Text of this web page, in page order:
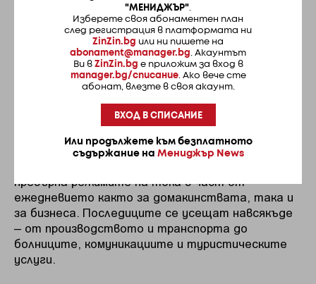
"МЕНИДЖЪР"
Изберете своя абонаментен план
след регистрация в платформата ни
ZinZin.bg или ни пишете на
abonament@manager.bg
. Акаунтът
Ви в ZinZin.bg е приложим за вход в
manager.bg/списание. Ако вече сте
абонат, влезте в своя акаунт.
ВХОД В СПИСАНИЕ
Или продължете към безплатното
съдържание на Мениджър News
стотици милиарди долари в електромобили и
системи за съхранение на енергия, хроничният
недостиг на електричество, ограниченият
достъп до капитал и нарастващият
геополитически риск поставят под въпрос
способността на Куба да се възползва от
собствените си природни предимства.
Всичко това се случва на фона на най-тежката
енергийна криза от десетилетия. Серията от
превърна режимите на тока в част от
ежедневието както за домакинствата, така и
за бизнеса. Последиците се усещат навсякъде
– от производството и транспорта до
болниците, комуникациите и туристическите
услуги.